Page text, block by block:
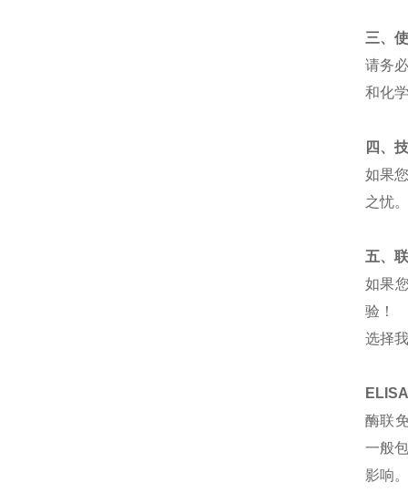
三、
请务
和化
四、
如果
之忧。
五、
如果
验！
选择
酶联
一般
影响